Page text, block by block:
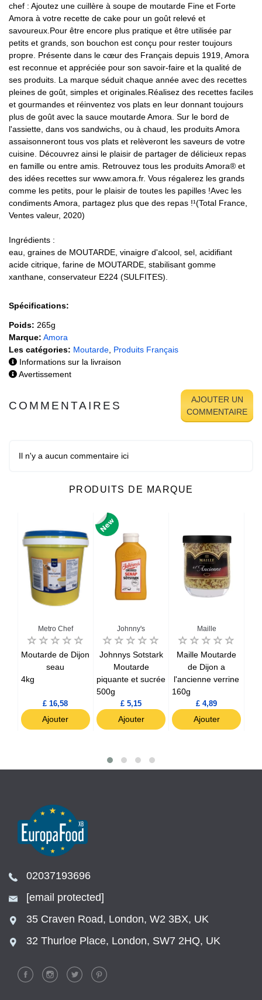
chef : Ajoutez une cuillère à soupe de moutarde Fine et Forte
Amora à votre recette de cake pour un goût relevé et
savoureux.Pour être encore plus pratique et être utilisée par
petits et grands, son bouchon est conçu pour rester toujours
propre. Présente dans le cœur des Français depuis 1919, Amora
est reconnue et appréciée pour son savoir-faire et la qualité de
ses produits. La marque séduit chaque année avec des recettes
pleines de goût, simples et originales.Réalisez des recettes faciles
et gourmandes et réinventez vos plats en leur donnant toujours
plus de goût avec la sauce moutarde Amora. Sur le bord de
l'assiette, dans vos sandwichs, ou à chaud, les produits Amora
assaisonneront tous vos plats et relèveront les saveurs de votre
cuisine. Découvrez ainsi le plaisir de partager de délicieux repas
en famille ou entre amis. Retrouvez tous les produits Amora® et
des idées recettes sur www.amora.fr. Vous régalerez les grands
comme les petits, pour le plaisir de toutes les papilles !Avec les
condiments Amora, partagez plus que des repas !¹(Total France,
Ventes valeur, 2020)
Ingrédients :
eau, graines de MOUTARDE, vinaigre d'alcool, sel, acidifiant
acide citrique, farine de MOUTARDE, stabilisant gomme
xanthane, conservateur E224 (SULFITES).
Spécifications:
Poids: 265g
Marque: Amora
Les catégories: Moutarde Produits Français
Informations sur la livraison
Avertissement
COMMENTAIRES
AJOUTER UN
COMMENTAIRE
Il n'y a aucun commentaire ici
PRODUITS DE MARQUE
Metro Chef
Moutarde de Dijon
seau
4kg
£ 16,58
Ajouter
Johnny's
Johnnys Sotstark
Moutarde
piquante et sucrée
500g
£ 5,15
Ajouter
Maille
Maille Moutarde
de Dijon a
l'ancienne verrine
160g
£ 4,89
Ajouter
02037193696
[email protected]
35 Craven Road, London, W2 3BX, UK
32 Thurloe Place, London, SW7 2HQ, UK